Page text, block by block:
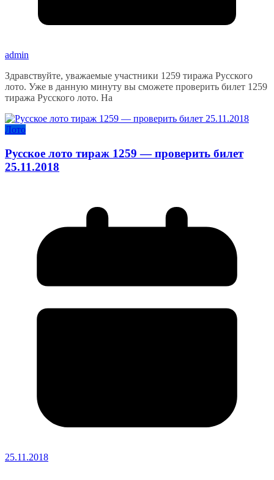
admin
Здравствуйте, уважаемые участники 1259 тиража Русского
лото. Уже в данную минуту вы сможете проверить билет 1259
тиража Русского лото. На
Лото
Русское лото тираж 1259 — проверить билет
25.11.2018
25.11.2018